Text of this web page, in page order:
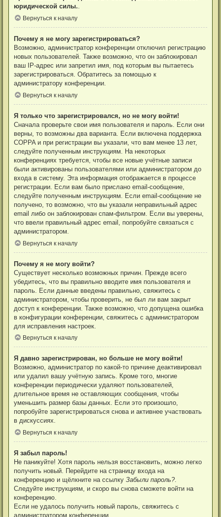
юридической силы..
Вернуться к началу
Почему я не могу зарегистрироваться?
Возможно, администратор конференции отключил регистрацию
новых пользователей. Также возможно, что он заблокировал
ваш IP-адрес или запретил имя, под которым вы пытаетесь
зарегистрироваться. Обратитесь за помощью к
администратору конференции.
Вернуться к началу
Я только что зарегистрировался, но не могу войти!
Сначала проверьте свои имя пользователя и пароль. Если они
верны, то возможны два варианта. Если включена поддержка
COPPA и при регистрации вы указали, что вам менее 13 лет,
следуйте полученным инструкциям. На некоторых
конференциях требуется, чтобы все новые учётные записи
были активированы пользователями или администратором до
входа в систему. Эта информация отображается в процессе
регистрации. Если вам было прислано email-сообщение,
следуйте полученным инструкциям. Если email-сообщение не
получено, то возможно, что вы указали неправильный адрес
email либо он заблокирован спам-фильтром. Если вы уверены,
что ввели правильный адрес email, попробуйте связаться с
администратором.
Вернуться к началу
Почему я не могу войти?
Существует несколько возможных причин. Прежде всего
убедитесь, что вы правильно вводите имя пользователя и
пароль. Если данные введены правильно, свяжитесь с
администратором, чтобы проверить, не был ли вам закрыт
доступ к конференции. Также возможно, что допущена ошибка
в конфигурации конференции, свяжитесь с администратором
для исправления настроек.
Вернуться к началу
Я давно зарегистрирован, но больше не могу войти!
Возможно, администратор по какой-то причине деактивировал
или удалил вашу учётную запись. Кроме того, многие
конференции периодически удаляют пользователей,
длительное время не оставляющих сообщения, чтобы
уменьшить размер базы данных. Если это произошло,
попробуйте зарегистрироваться снова и активнее участвовать
в дискуссиях.
Вернуться к началу
Я забыл пароль!
Не паникуйте! Хотя пароль нельзя восстановить, можно легко
получить новый. Перейдите на страницу входа на
конференцию и щёлкните на ссылкуЗабыли пароль?.
Следуйте инструкциям, и скоро вы снова сможете войти на
конференцию.
Если не удалось получить новый пароль, свяжитесь с
администратором конференции.